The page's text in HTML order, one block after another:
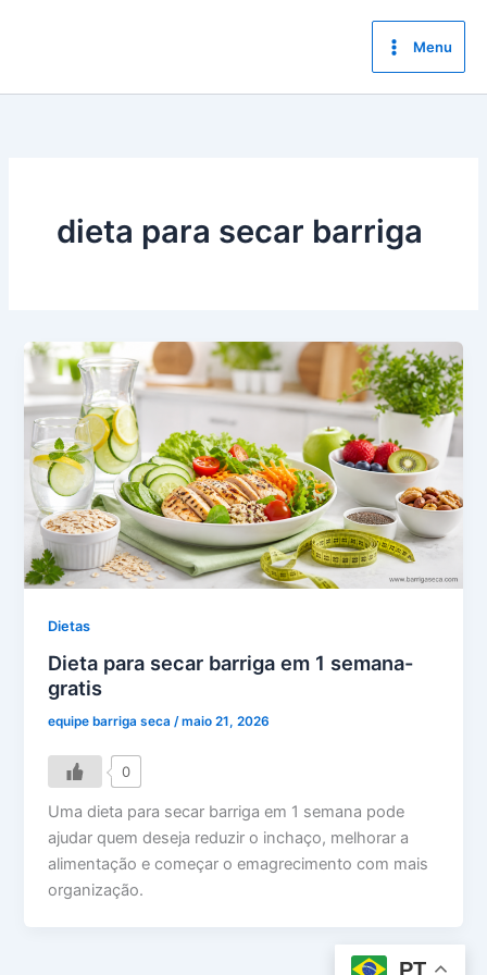
conteúdo
Menu
dieta para secar barriga
Dietas
Dieta para secar barriga em 1 semana-
gratis
equipe barriga seca/maio 21, 2026
0
Uma dieta para secar barriga em 1 semana pode
ajudar quem deseja reduzir o inchaço, melhorar a
alimentação e começar o emagrecimento com mais
organização.
PT